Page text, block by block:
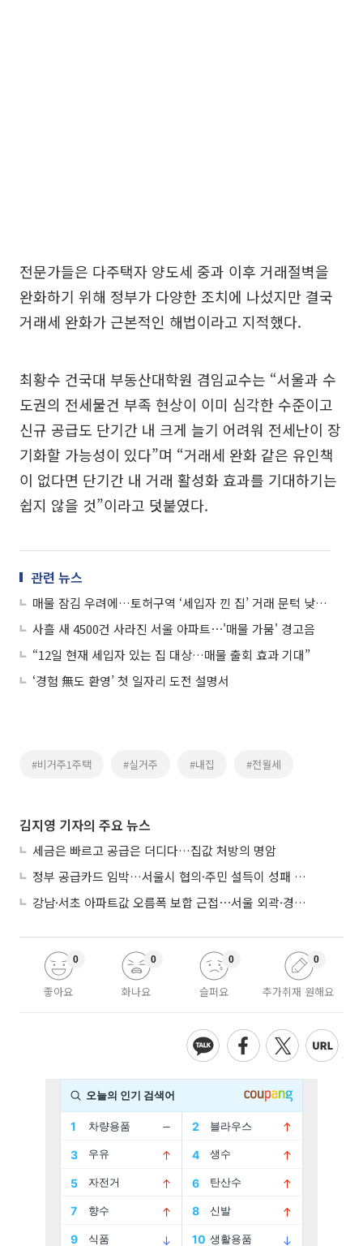
전문가들은 다주택자 양도세 중과 이후 거래절벽을
완화하기 위해 정부가 다양한 조치에 나섰지만 결국
거래세 완화가 근본적인 해법이라고 지적했다.
최황수 건국대 부동산대학원 겸임교수는 “서울과 수
도권의 전세물건 부족 현상이 이미 심각한 수준이고
신규 공급도 단기간 내 크게 늘기 어려워 전세난이 장
기화할 가능성이 있다”며 “거래세 완화 같은 유인책
이 없다면 단기간 내 거래 활성화 효과를 기대하기는
쉽지 않을 것”이라고 덧붙였다.
관련 뉴스
매물 잠김 우려에…토허구역 ‘세입자 낀 집’ 거래 문턱 낮춘다
사흘 새 4500건 사라진 서울 아파트⋯'매물 가뭄' 경고음
“12일 현재 세입자 있는 집 대상…매물 출회 효과 기대”
‘경험 無도 환영’ 첫 일자리 도전 설명서
#비거주1주택 #실거주 #내집 #전월세
김지영 기자의 주요 뉴스
세금은 빠르고 공급은 더디다…집값 처방의 명암
정부 공급카드 임박…서울시 협의·주민 설득이 성패 가른다
강남·서초 아파트값 오름폭 보합 근접⋯서울 외곽·경기 남부 중심 매수세
좋아요
0
화나요
0
슬퍼요
0
추가취재 원해요
0